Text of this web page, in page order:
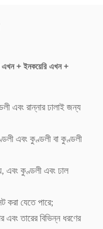
এখন + ইনকয়েরি এখন +
এবং রান্নার ঢালাই জন্য
এবং কুণ্ডলী বা কুণ্ডলী
এবং কুণ্ডলী এবং ঢাল
করা যেতে পারে;
এবং তারের বিভিন্ন ধরণের